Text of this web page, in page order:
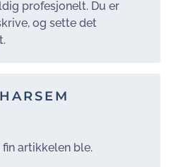
profesjonelt. Du er
og sette det
artikkelen ble.